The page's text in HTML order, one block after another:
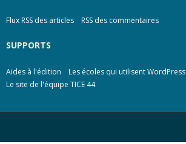
Flux RSS des articles RSS des commentaires
SUPPORTS
Aides à l'édition
Les écoles qui utilisent WordPress
Le site de l'équipe TICE 44